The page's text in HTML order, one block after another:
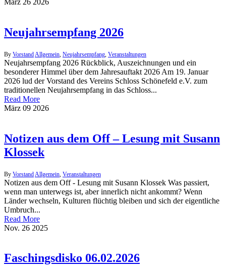
Neujahrsempfang 2026
By Vorstand Allgemein Neujahrsempfang Veranstaltungen
Neujahrsempfang 2026 Rückblick, Auszeichnungen und ein
besonderer Himmel über dem Jahresauftakt 2026 Am 19. Januar
2026 lud der Vorstand des Vereins Schloss Schönefeld e.V. zum
traditionellen Neujahrsempfang in das Schloss...
Read More
März 09 2026
Notizen aus dem Off – Lesung mit Susann
Klossek
By Vorstand Allgemein Veranstaltungen
Notizen aus dem Off - Lesung mit Susann Klossek Was passiert,
wenn man unterwegs ist, aber innerlich nicht ankommt? Wenn
Länder wechseln, Kulturen flüchtig bleiben und sich der eigentliche
Umbruch...
Read More
Nov. 26 2025
Faschingsdisko 06.02.2026